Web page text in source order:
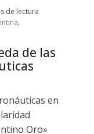
de lectura
,
de las
en
Oro»